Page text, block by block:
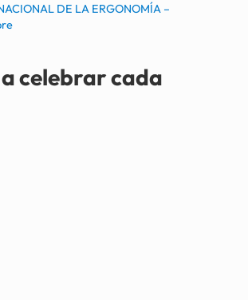
DE LA ERGONOMÍA –
celebrar cada